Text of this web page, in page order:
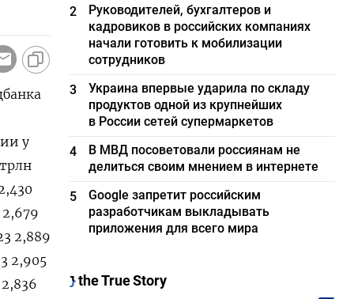
у
2,679
2,889
2,905
2
Руководителей, бухгалтеров и
кадровиков в российских компаниях
начали готовить к мобилизации
сотрудников
3
Украина впервые ударила по складу
продуктов одной из крупнейших
в России сетей супермаркетов
4
В МВД посоветовали россиянам не
делиться своим мнением в интернете
5
Google запретит российским
разработчикам выкладывать
приложения для всего мира